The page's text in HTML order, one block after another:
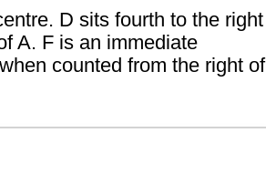
D sits fourth to the right
A. F is an immediate
counted from the right of